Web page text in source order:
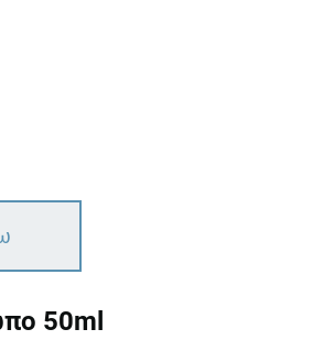
50ml